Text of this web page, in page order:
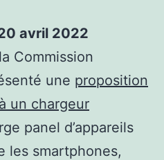
avril 2022
Commission
une proposition
un chargeur
panel d’appareils
les smartphones,